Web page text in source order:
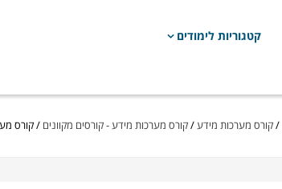
קטגוריות לימודים
/קורס מערכות מידע/קורס מערכות מידע - קורסים מקוונים /קורס